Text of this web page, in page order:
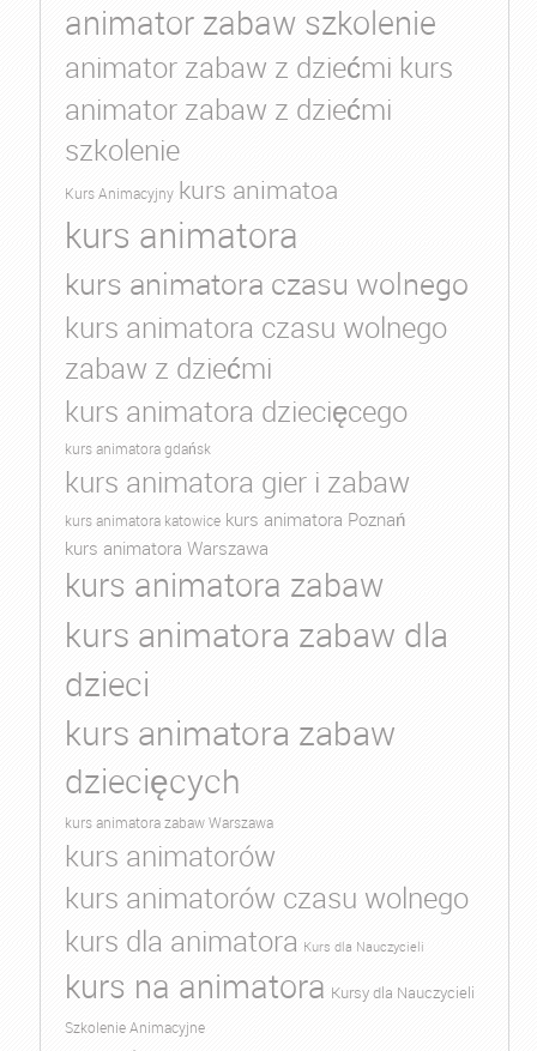
animator zabaw szkolenie
animator zabaw z dziećmi kurs
animator zabaw z dziećmi
szkolenie
Kurs Animacyjny kurs animatoa
kurs animatora
kurs animatora czasu wolnego
kurs animatora czasu wolnego
zabaw z dziećmi
kurs animatora dziecięcego
kurs animatora gdańsk
kurs animatora gier i zabaw
kurs animatora katowice kurs animatora Poznań
kurs animatora Warszawa
kurs animatora zabaw
kurs animatora zabaw dla
dzieci
kurs animatora zabaw
dziecięcych
kurs animatora zabaw Warszawa
kurs animatorów
kurs animatorów czasu wolnego
kurs dla animatora Kurs dla Nauczycieli
kurs na animatora Kursy dla Nauczycieli
Szkolenie Animacyjne